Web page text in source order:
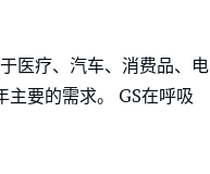
医疗、汽车、消费品、电
要的需求。 GS在呼吸